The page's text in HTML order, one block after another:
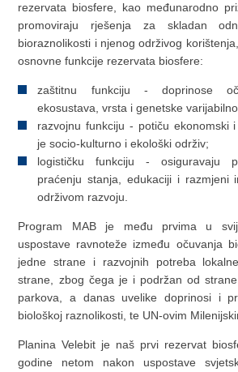
rezervata biosfere, kao međunarodno
promoviraju rješenja za skladan
bioraznolikosti i njenog održivog
osnovne funkcije rezervata biosfere:
zaštitnu funkciju - doprinose
ekosustava, vrsta i genetske
razvojnu funkciju - potiču ekonomski
je socio-kulturno i ekološki održiv;
logističku funkciju - osiguravaju
praćenju stanja, edukaciji i razmjeni
održivom razvoju.
Program MAB je među prvima u
uspostave ravnoteže između očuvanja
jedne strane i razvojnih potreba
strane, zbog čega je i podržan od
parkova, a danas uvelike doprinosi i
biološkoj raznolikosti, te UN-ovim
Planina Velebit je naš prvi rezervat
godine netom nakon uspostave